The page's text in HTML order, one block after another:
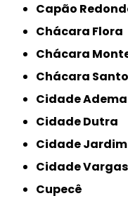
Capão
Chácara Flora
Chácara
Chácara
Cidade
Cidade Dutra
Cidade Jardim
Cidade Vargas
Cupecê